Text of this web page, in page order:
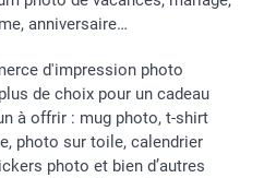
anniversaire…
d'impression photo
de choix pour un cadeau
à offrir : mug photo, t-shirt
photo sur toile, calendrier
photo et bien d’autres